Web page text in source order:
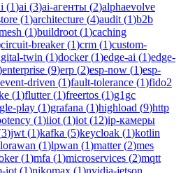
(1)ai (3)ai-агенты (2)alphaevolve
(1)architecture (4)audit (1)b2b
(1)buildroot (1)caching
circuit-breaker(1)crm (1)custom-
twin (1)docker(1)edge-ai (1)edge-
enterprise (9)erp (2)esp-now (1)esp-
event-driven (1)fault-tolerance (1)fido2
(1)flutter(1)freertos (1)g1gc
play (1)grafana (1)highload (9)http
(1)iiot (1)iot (12)ip-камеры
3)jwt (1)kafka (5)keycloak (1)kotlin
lorawan (1)lpwan (1)matter(2)mes
(1)mfa (1)microservices (2)mqtt